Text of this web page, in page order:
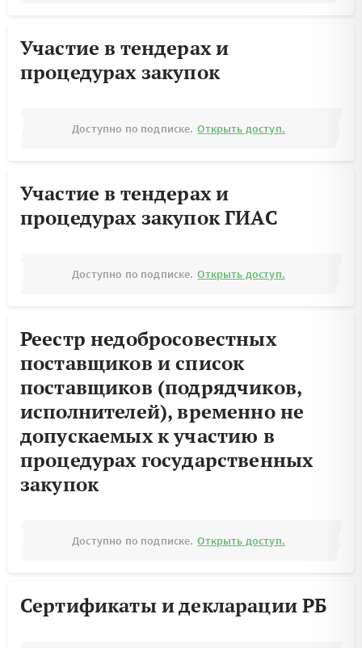
Участие в тендерах и
процедурах закупок
Доступно по подписке. Открыть доступ.
Участие в тендерах и
процедурах закупок ГИАС
Доступно по подписке. Открыть доступ.
Реестр недобросовестных
поставщиков и список
поставщиков (подрядчиков,
исполнителей), временно не
допускаемых к участию в
процедурах государственных
закупок
Доступно по подписке. Открыть доступ.
Сертификаты и декларации РБ